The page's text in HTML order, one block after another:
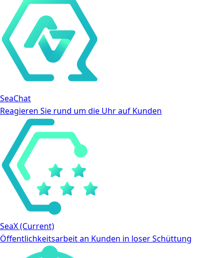
SeaChat
Reagieren Sie rund um die Uhr auf Kunden
SeaX(Current)
Öffentlichkeitsarbeit an Kunden in loser Schüttung